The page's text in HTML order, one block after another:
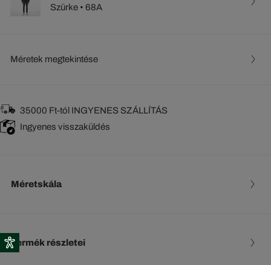
Szürke • 68A
Méretek megtekintése
35000 Ft-tól INGYENES SZÁLLÍTÁS
Ingyenes visszaküldés
Méretskála
Termék részletei